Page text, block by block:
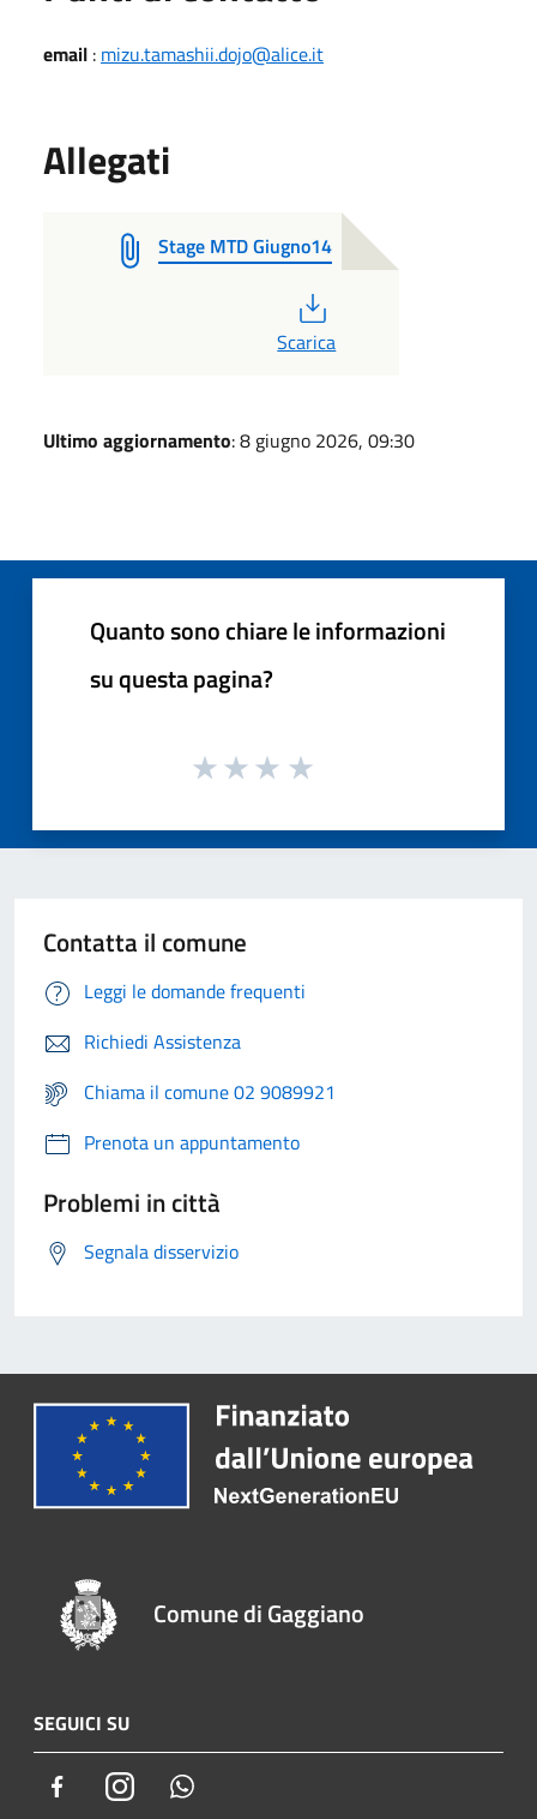
email : mizu.tamashii.dojo@alice.it
Allegati
Stage MTD Giugno14
Scarica
Ultimo aggiornamento: 8 giugno 2026, 09:30
Quanto sono chiare le informazioni
su questa pagina?
Contatta il comune
Leggi le domande frequenti
Richiedi Assistenza
Chiama il comune 02 9089921
Prenota un appuntamento
Problemi in città
Segnala disservizio
Comune di Gaggiano
SEGUICI SU
FacebookInstagram